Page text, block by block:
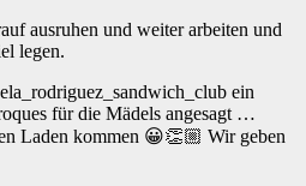
ausruhen und weiter arbeiten und
legen.
ein
für die Mädels angesagt …
Laden kommen 😀👏🏼 Wir geben